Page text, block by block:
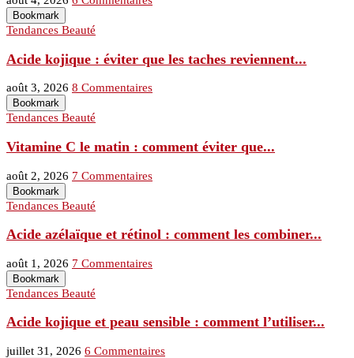
Bookmark
Tendances Beauté
Acide kojique : éviter que les taches reviennent...
août 3, 2026 8 Commentaires
Bookmark
Tendances Beauté
Vitamine C le matin : comment éviter que...
août 2, 2026 7 Commentaires
Bookmark
Tendances Beauté
Acide azélaïque et rétinol : comment les combiner...
août 1, 2026 7 Commentaires
Bookmark
Tendances Beauté
Acide kojique et peau sensible : comment l’utiliser...
juillet 31, 2026 6 Commentaires